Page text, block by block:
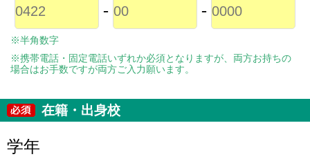
-
-
※半角数字
※携帯電話・固定電話いずれか必須となりますが、両方お持ちの
場合はお手数ですが両方ご入力願います。
在籍・出身校
学年